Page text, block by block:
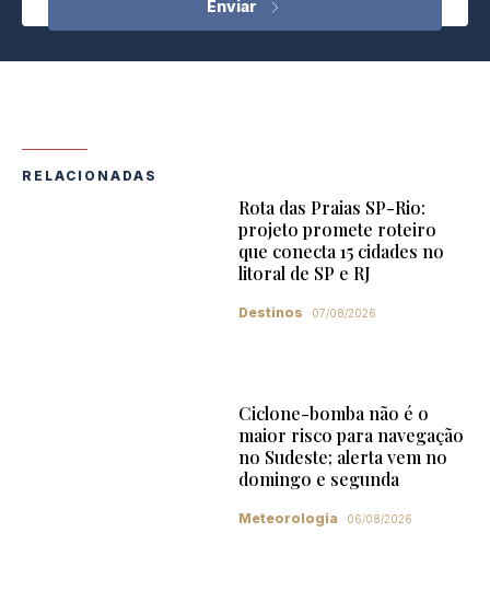
RELACIONADAS
Rota das Praias SP-Rio:
projeto promete roteiro
que conecta 15 cidades no
litoral de SP e RJ
Destinos 07/08/2026
Ciclone-bomba não é o
maior risco para navegação
no Sudeste; alerta vem no
domingo e segunda
Meteorologia 06/08/2026